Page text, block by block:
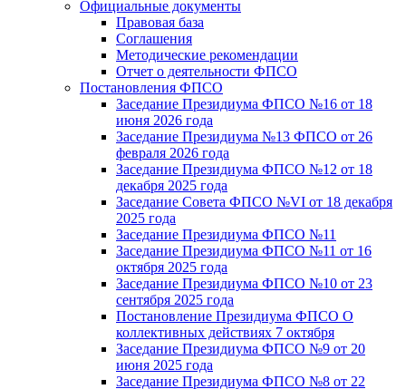
Официальные документы
Правовая база
Соглашения
Методические рекомендации
Отчет о деятельности ФПСО
Постановления ФПСО
Заседание Президиума ФПСО №16 от 18
июня 2026 года
Заседание Президиума №13 ФПСО от 26
февраля 2026 года
Заседание Президиума ФПСО №12 от 18
декабря 2025 года
Заседание Совета ФПСО №VI от 18 декабря
2025 года
Заседание Президиума ФПСО №11
Заседание Президиума ФПСО №11 от 16
октября 2025 года
Заседание Президиума ФПСО №10 от 23
сентября 2025 года
Постановление Президиума ФПСО О
коллективных действиях 7 октября
Заседание Президиума ФПСО №9 от 20
июня 2025 года
Заседание Президиума ФПСО №8 от 22